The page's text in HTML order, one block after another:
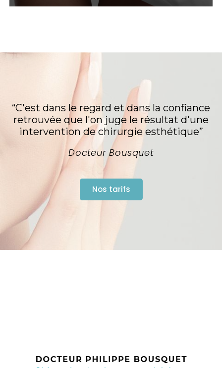
“C'est dans le regard et dans la confiance
retrouvée que l'on juge le résultat d'une
intervention de chirurgie esthétique”
Docteur Bousquet
Nos tarifs